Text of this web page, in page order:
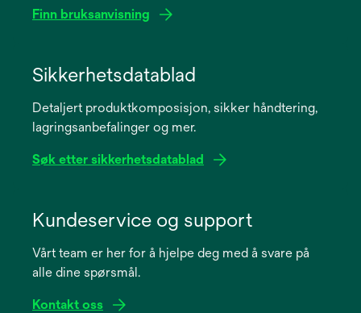
Finn bruksanvisning
new
Sikkerhetsdatablad
Detaljert produktkomposisjon, sikker håndtering,
lagringsanbefalinger og mer.
Søk etter sikkerhetsdatablad
new
Kundeservice og support
Vårt team er her for å hjelpe deg med å svare på
alle dine spørsmål.
Kontakt oss